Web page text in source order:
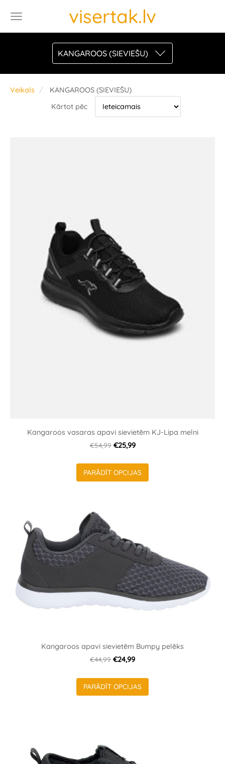
visertak.lv
KANGAROOS (SIEVIEŠU)
Veikals
KANGAROOS (SIEVIEŠU)
Kārtot pēc
Kangaroos vasaras apavi sievietēm KJ-Lipa melni
€54,99 €25,99
PARĀDĪT OPCIJAS
Kangaroos apavi sievietēm Bumpy pelēks
€44,99 €24,99
PARĀDĪT OPCIJAS